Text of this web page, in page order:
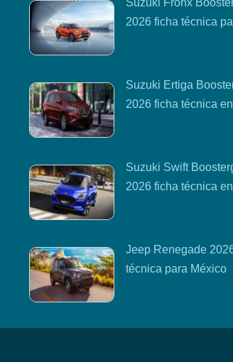
2026 ficha técnica
Suzuki Ertiga
2026 ficha técnica
Suzuki Swift
2026 ficha técnica
Jeep Renegade
técnica para México